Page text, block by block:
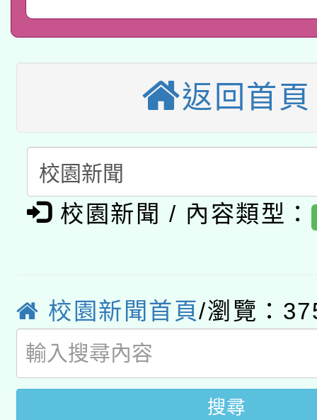
招甄選結果公告(無人
招)
適應運動共學行動站研
暨閱讀推動專業研習
科技賦能─人工智慧
礎課程
A3數位素養講師名單
「數位內容與教學軟體
pilot」
有關大陸委員會函釋公
薪期間赴陸應申請許可
轉知經濟部水利署委託
用水績優單位及節水達
動」
桃園市孔廟祈福系列
開 智慧啟航」
2026年桃園地景藝術
返回首頁
校園新聞 / 內容類型：
校園新聞首頁/瀏覽：
搜尋